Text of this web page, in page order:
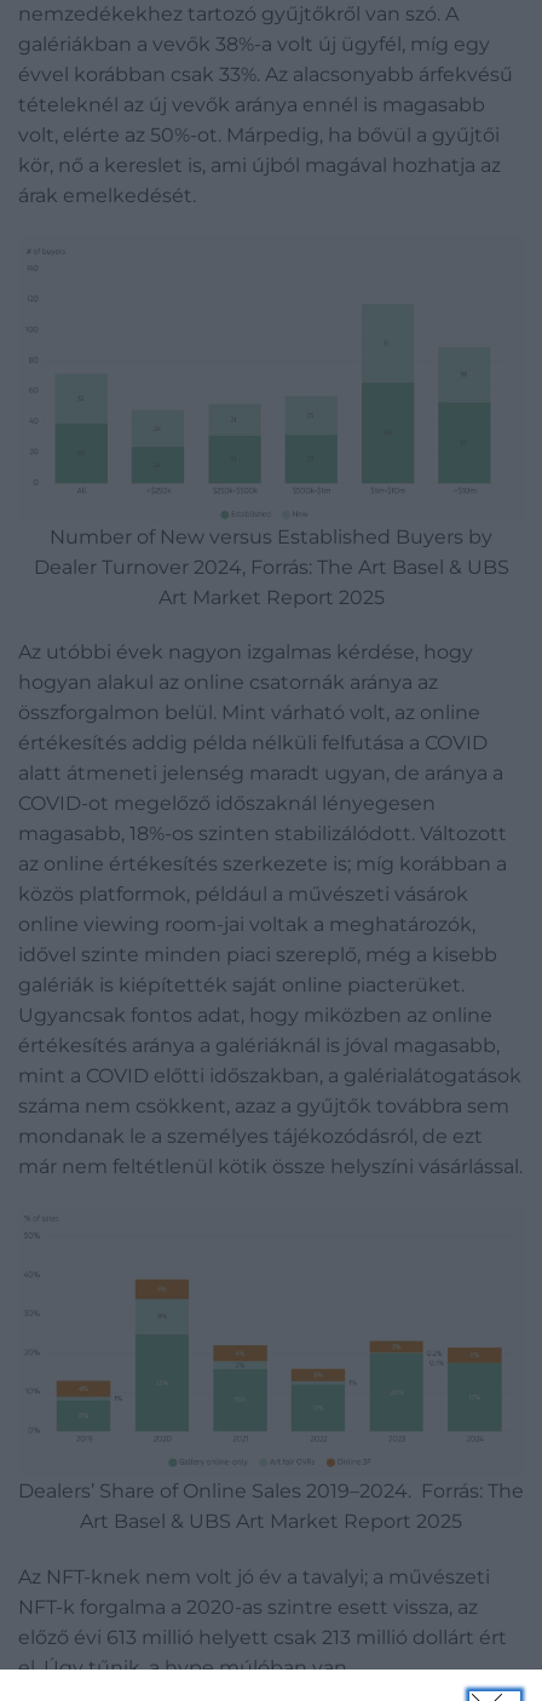
nemzedékekhez tartozó gyűjtőkről van szó. A
galériákban a vevők 38%-a volt új ügyfél, míg egy
évvel korábban csak 33%. Az alacsonyabb árfekvésű
tételeknél az új vevők aránya ennél is magasabb
volt, elérte az 50%-ot. Márpedig, ha bővül a gyűjtői
kör, nő a kereslet is, ami újból magával hozhatja az
árak emelkedését.
Number of New versus Established Buyers by
Dealer Turnover 2024, Forrás: The Art Basel & UBS
Art Market Report 2025
Az utóbbi évek nagyon izgalmas kérdése, hogy
hogyan alakul az online csatornák aránya az
összforgalmon belül. Mint várható volt, az online
értékesítés addig példa nélküli felfutása a COVID
alatt átmeneti jelenség maradt ugyan, de aránya a
COVID-ot megelőző időszaknál lényegesen
magasabb, 18%-os szinten stabilizálódott. Változott
az online értékesítés szerkezete is; míg korábban a
közös platformok, például a művészeti vásárok
online viewing room-jai voltak a meghatározók,
idővel szinte minden piaci szereplő, még a kisebb
galériák is kiépítették saját online piacterüket.
Ugyancsak fontos adat, hogy miközben az online
értékesítés aránya a galériáknál is jóval magasabb,
mint a COVID előtti időszakban, a galérialátogatások
száma nem csökkent, azaz a gyűjtők továbbra sem
mondanak le a személyes tájékozódásról, de ezt
már nem feltétlenül kötik össze helyszíni vásárlással.
Dealers’ Share of Online Sales 2019–2024. Forrás: The
Art Basel & UBS Art Market Report 2025
Az NFT-knek nem volt jó év a tavalyi; a művészeti
NFT-k forgalma a 2020-as szintre esett vissza, az
előző évi 613 millió helyett csak 213 millió dollárt ért
el. Úgy tűnik, a hype múlóban van…